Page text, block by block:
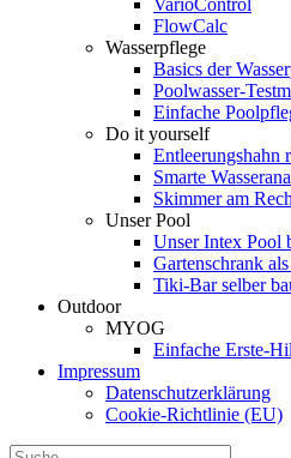
Vario­Control
FlowCalc
Wasserpflege
Basics der
Poolwasser-
Einfache
Do it yourself
Ent­leerungs­hahn
Smarte
Skimmer am
Unser Pool
Unser Intex Pool
Gartenschrank
Tiki-Bar selber
Outdoor
MYOG
Einfache Erste-
Impressum
Datenschutzerklärung
Cookie-Richtlinie (EU)